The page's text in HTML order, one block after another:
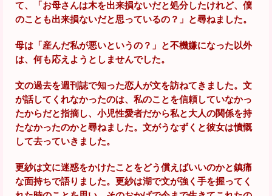
て、「お母さんは木を出来損ないだと処分したけれど、僕
のことも出来損ないだと思っているの？」と尋ねました。
母は「産んだ私が悪いというの？」と不機嫌になった以外
は、何も応えようとしませんでした。
文の過去を週刊誌で知った恋人が文を訪ねてきました。文
が話してくれなかったのは、私のことを信頼していなかっ
たからだと指摘し、小児性愛者だから私と大人の関係を持
たなかったのかと尋ねました。文がうなずくと彼女は憤慨
して去っていきました。
更紗は文に迷惑をかけたことをどう償えばいいのかと鎮痛
な面持ちで語りました。更紗は湖で文が強く手を握ってく